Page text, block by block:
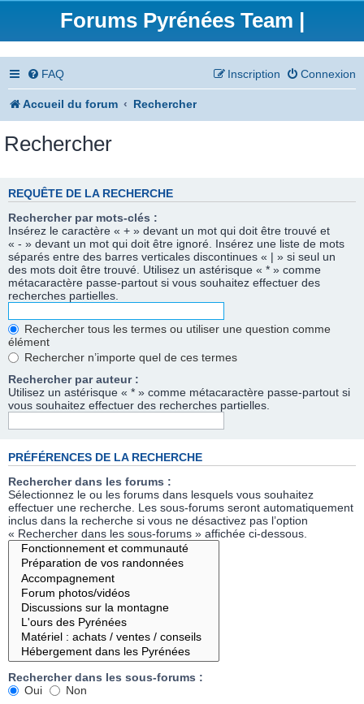
Forums Pyrénées Team |
FAQ Connexion
Inscription
Accueil du forum Rechercher
Rechercher
REQUÊTE DE LA RECHERCHE
Rechercher par mots-clés :
Insérez le caractère « + » devant un mot qui doit être trouvé et
« - » devant un mot qui doit être ignoré. Insérez une liste de mots
séparés entre des barres verticales discontinues « | » si seul un
des mots doit être trouvé. Utilisez un astérisque « * » comme
métacaractère passe-partout si vous souhaitez effectuer des
recherches partielles.
Rechercher tous les termes ou utiliser une question comme
élément
Rechercher n’importe quel de ces termes
Rechercher par auteur :
Utilisez un astérisque « * » comme métacaractère passe-partout si
vous souhaitez effectuer des recherches partielles.
PRÉFÉRENCES DE LA RECHERCHE
Rechercher dans les forums :
Sélectionnez le ou les forums dans lesquels vous souhaitez
effectuer une recherche. Les sous-forums seront automatiquement
inclus dans la recherche si vous ne désactivez pas l’option
« Rechercher dans les sous-forums » affichée ci-dessous.
Rechercher dans les sous-forums :
Oui
Non